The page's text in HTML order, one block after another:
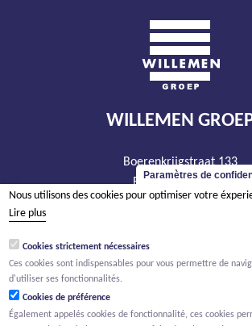
WILLEMEN
Boerenkrijgstraat 133
BE - 2800 Malines
tél +32 15 569 965
RPM Anvers, département
Paramètres de
Nous utilisons des cookies pour optimiser votre
Lire plus
Cookies strictement nécessaires
Ces cookies sont indispensables pour vous permettre de
d'utiliser ses fonctionnalités.
Cookies de préférence
Également appelés cookies de fonctionnalité, ces cookies